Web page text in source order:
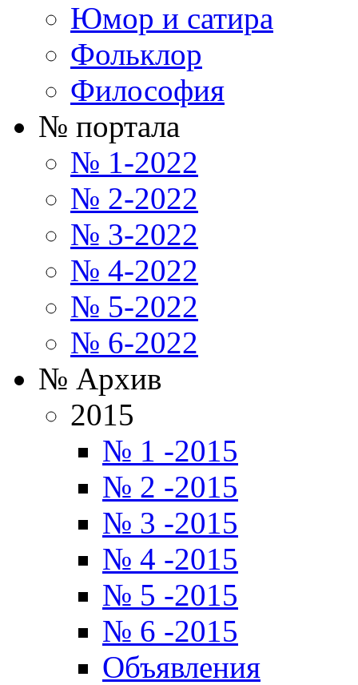
Юмор и сатира
Фольклор
Философия
№ портала
№ 1-2022
№ 2-2022
№ 3-2022
№ 4-2022
№ 5-2022
№ 6-2022
№ Архив
2015
№ 1 -2015
№ 2 -2015
№ 3 -2015
№ 4 -2015
№ 5 -2015
№ 6 -2015
Объявления